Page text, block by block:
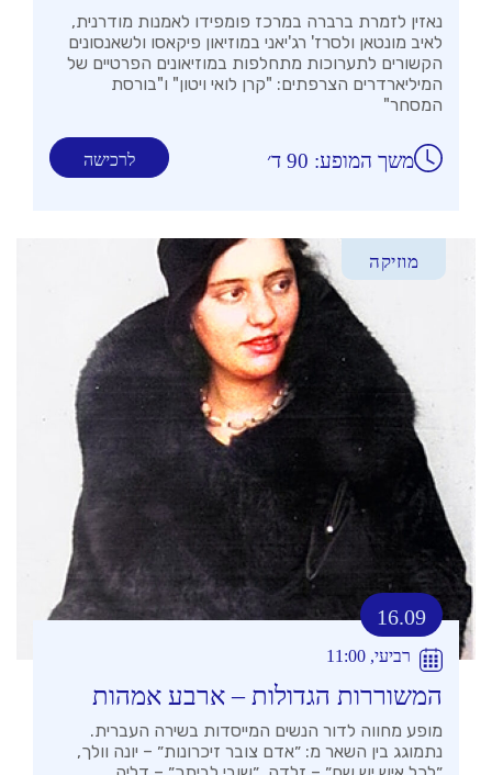
נאזין לזמרת ברברה במרכז פומפידו לאמנות מודרנית,
לאיב מונטאן ולסרז' רג'יאני במוזיאון פיקאסו ולשאנסונים
הקשורים לתערוכות מתחלפות במוזיאונים הפרטיים של
המיליארדרים הצרפתים: "קרן לואי ויטון" ו"בורסת
המסחר"
לרכישה משך המופע: 90 ד׳
מוזיקה
16.09
רביעי, 11:00
המשוררות הגדולות – ארבע אמהות
מופע מחווה לדור הנשים המייסדות בשירה העברית.
נתמוגג בין השאר מ: ״אדם צובר זיכרונות״ – יונה וולך,